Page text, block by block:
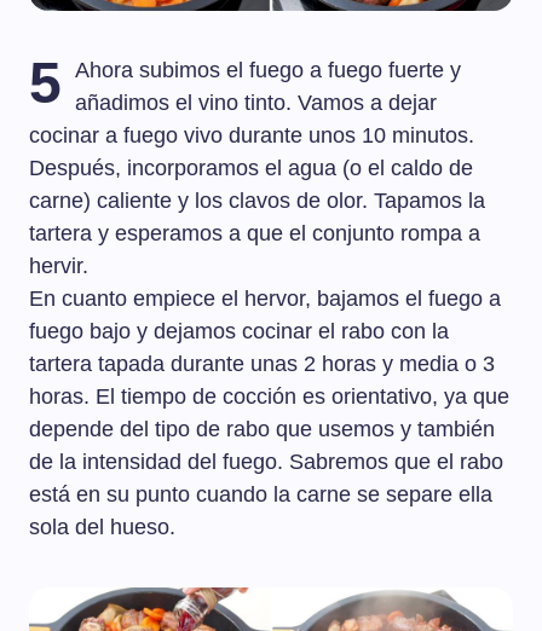
5
Ahora subimos el fuego a fuego fuerte y
añadimos el vino tinto. Vamos a dejar
cocinar a fuego vivo durante unos 10 minutos.
Después, incorporamos el agua (o el caldo de
carne) caliente y los clavos de olor. Tapamos la
tartera y esperamos a que el conjunto rompa a
hervir.
En cuanto empiece el hervor, bajamos el fuego a
fuego bajo y dejamos cocinar el rabo con la
tartera tapada durante unas 2 horas y media o 3
horas. El tiempo de cocción es orientativo, ya que
depende del tipo de rabo que usemos y también
de la intensidad del fuego. Sabremos que el rabo
está en su punto cuando la carne se separe ella
sola del hueso.